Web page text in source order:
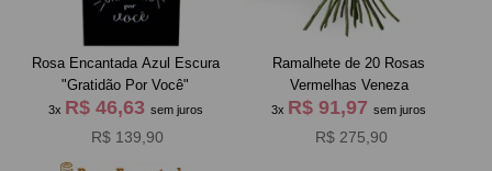
Rosa Encantada Azul Escura
"Gratidão Por Você"
3x R$ 46,63 sem juros
R$ 139,90
Ramalhete de 20 Rosas
Vermelhas Veneza
3x R$ 91,97sem juros
R$ 275,90